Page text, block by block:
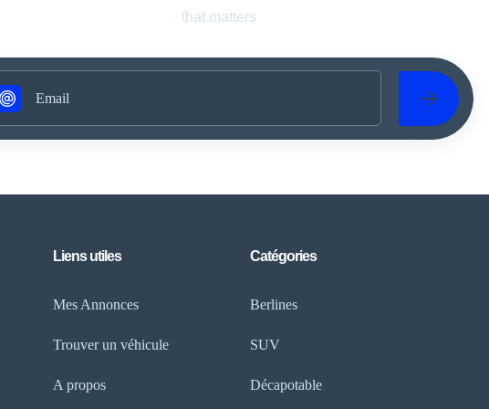
that matters
Liens utiles
Mes Annonces
Trouver un véhicule
A propos
Catégories
Berlines
SUV
Décapotable